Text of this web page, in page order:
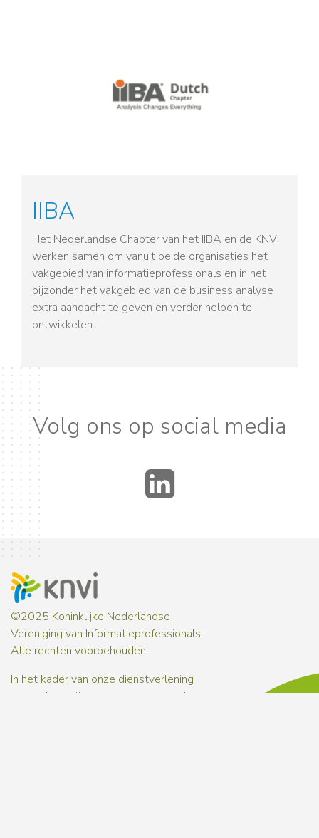
IIBA
Het Nederlandse Chapter van het IIBA en de KNVI
werken samen om vanuit beide organisaties het
vakgebied van informatieprofessionals en in het
bijzonder het vakgebied van de business analyse
extra aandacht te geven en verder helpen te
ontwikkelen.
Volg ons op social media
©2025 Koninklijke Nederlandse
Vereniging van Informatieprofessionals.
Alle rechten voorbehouden.
In het kader van onze dienstverlening
verwerken wij persoonsgegevens. In onze